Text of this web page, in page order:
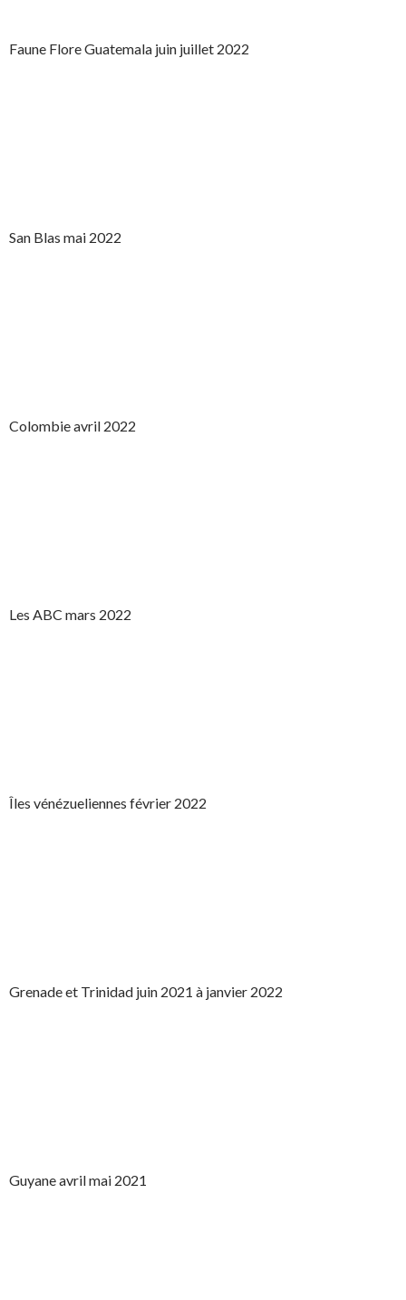
Faune Flore Guatemala juin juillet 2022
San Blas mai 2022
Colombie avril 2022
Les ABC mars 2022
Îles vénézueliennes février 2022
Grenade et Trinidad juin 2021 à janvier 2022
Guyane avril mai 2021